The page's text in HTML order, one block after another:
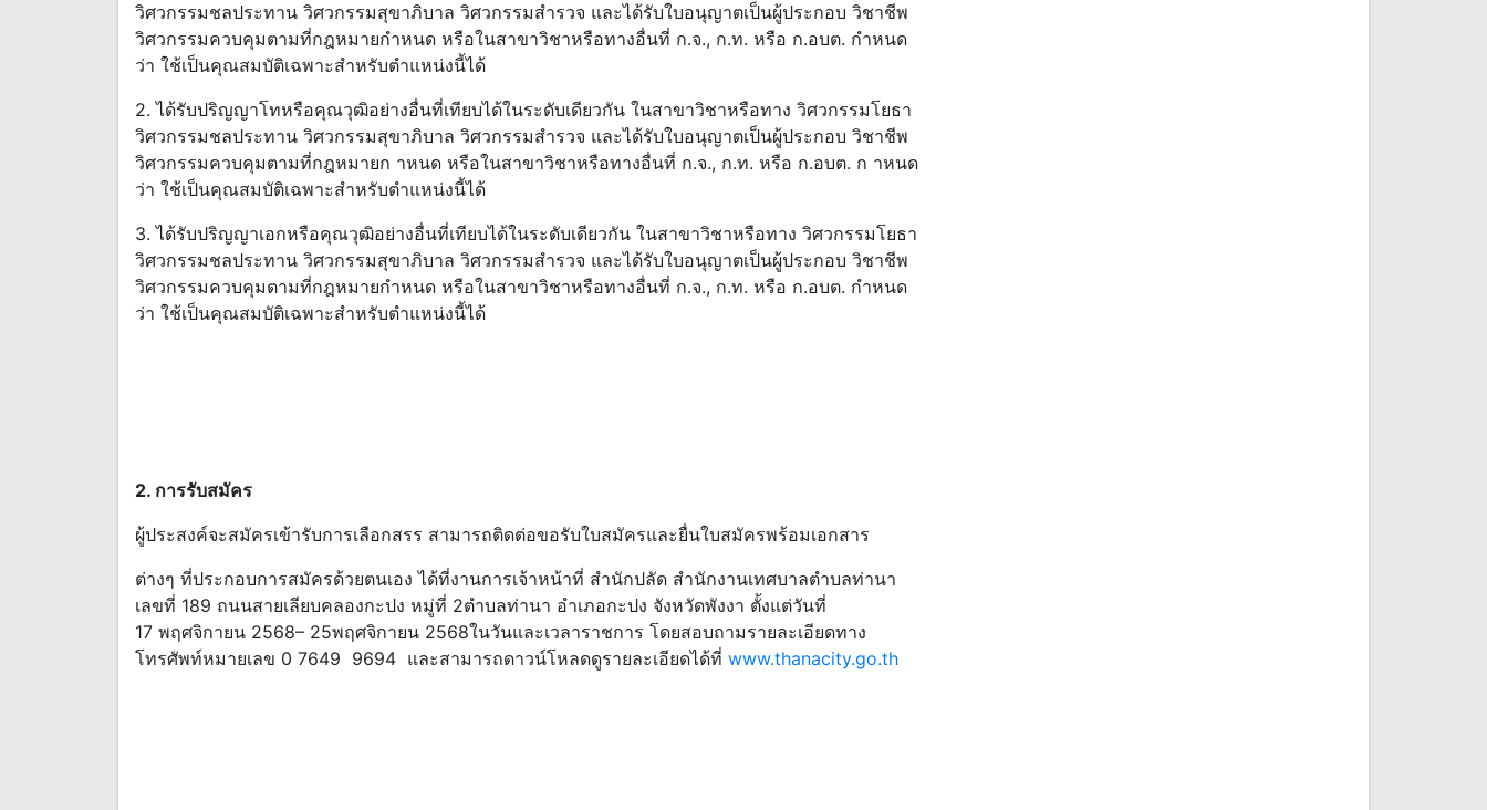
วิศวกรรมชลประทาน วิศวกรรมสุขาภิบาล วิศวกรรมสํารวจ และได้รับใบอนุญาตเป็นผู้ประกอบ วิชาชีพ
วิศวกรรมควบคุมตามที่กฎหมายกําหนด หรือในสาขาวิชาหรือทางอื่นที่ ก.จ., ก.ท. หรือ ก.อบต. กําหนด
ว่า ใช้เป็นคุณสมบัติเฉพาะสําหรับตําแหน่งนี้ได้
2. ได้รับปริญญาโทหรือคุณวุฒิอย่างอื่นที่เทียบได้ในระดับเดียวกัน ในสาขาวิชาหรือทาง วิศวกรรมโยธา
วิศวกรรมชลประทาน วิศวกรรมสุขาภิบาล วิศวกรรมสํารวจ และได้รับใบอนุญาตเป็นผู้ประกอบ วิชาชีพ
วิศวกรรมควบคุมตามที่กฎหมายก าหนด หรือในสาขาวิชาหรือทางอื่นที่ ก.จ., ก.ท. หรือ ก.อบต. ก าหนด
ว่า ใช้เป็นคุณสมบัติเฉพาะสําหรับตําแหน่งนี้ได้
3. ได้รับปริญญาเอกหรือคุณวุฒิอย่างอื่นที่เทียบได้ในระดับเดียวกัน ในสาขาวิชาหรือทาง วิศวกรรมโยธา
วิศวกรรมชลประทาน วิศวกรรมสุขาภิบาล วิศวกรรมสํารวจ และได้รับใบอนุญาตเป็นผู้ประกอบ วิชาชีพ
วิศวกรรมควบคุมตามที่กฎหมายกําหนด หรือในสาขาวิชาหรือทางอื่นที่ ก.จ., ก.ท. หรือ ก.อบต. กําหนด
ว่า ใช้เป็นคุณสมบัติเฉพาะสําหรับตําแหน่งนี้ได้
2. การรับสมัคร
ผู้ประสงค์จะสมัครเข้ารับการเลือกสรร สามารถติดต่อขอรับใบสมัครและยื่นใบสมัครพร้อมเอกสาร
ต่างๆ ที่ประกอบการสมัครด้วยตนเอง ได้ที่งานการเจ้าหน้าที่ สํานักปลัด สํานักงานเทศบาลตําบลท่านา
เลขที่ 189 ถนนสายเลียบคลองกะปง หมู่ที่ 2ตําบลท่านา อําเภอกะปง จังหวัดพังงา ตั้งแต่วันที่
17 พฤศจิกายน 2568– 25พฤศจิกายน 2568ในวันและเวลาราชการ โดยสอบถามรายละเอียดทาง
โทรศัพท์หมายเลข 0 7649 9694 และสามารถดาวน์โหลดดูรายละเอียดได้ที่ www.thanacity.go.th